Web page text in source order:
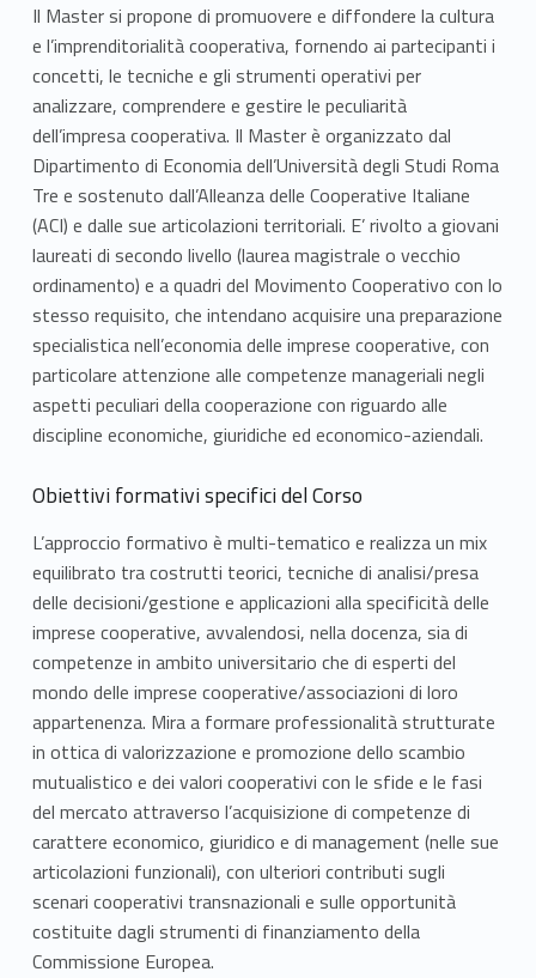
Il Master si propone di promuovere e diffondere la cultura
e l’imprenditorialità cooperativa, fornendo ai partecipanti i
concetti, le tecniche e gli strumenti operativi per
analizzare, comprendere e gestire le peculiarità
dell’impresa cooperativa. Il Master è organizzato dal
Dipartimento di Economia dell’Università degli Studi Roma
Tre e sostenuto dall’Alleanza delle Cooperative Italiane
(ACI) e dalle sue articolazioni territoriali. E’ rivolto a giovani
laureati di secondo livello (laurea magistrale o vecchio
ordinamento) e a quadri del Movimento Cooperativo con lo
stesso requisito, che intendano acquisire una preparazione
specialistica nell’economia delle imprese cooperative, con
particolare attenzione alle competenze manageriali negli
aspetti peculiari della cooperazione con riguardo alle
discipline economiche, giuridiche ed economico-aziendali.
Obiettivi formativi specifici del Corso
L’approccio formativo è multi-tematico e realizza un mix
equilibrato tra costrutti teorici, tecniche di analisi/presa
delle decisioni/gestione e applicazioni alla specificità delle
imprese cooperative, avvalendosi, nella docenza, sia di
competenze in ambito universitario che di esperti del
mondo delle imprese cooperative/associazioni di loro
appartenenza. Mira a formare professionalità strutturate
in ottica di valorizzazione e promozione dello scambio
mutualistico e dei valori cooperativi con le sfide e le fasi
del mercato attraverso l’acquisizione di competenze di
carattere economico, giuridico e di management (nelle sue
articolazioni funzionali), con ulteriori contributi sugli
scenari cooperativi transnazionali e sulle opportunità
costituite dagli strumenti di finanziamento della
Commissione Europea.